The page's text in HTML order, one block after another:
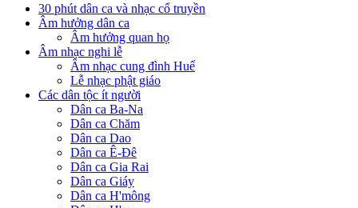
30 phút dân ca và nhạc cổ truyền
Âm hưởng dân ca
Âm hưởng quan họ
Âm nhạc nghi lễ
Âm nhạc cung đình Huế
Lễ nhạc phật giáo
Các dân tộc ít người
Dân ca Ba-Na
Dân ca Chăm
Dân ca Dao
Dân ca Ê-Đê
Dân ca Gia Rai
Dân ca Giáy
Dân ca H'mông